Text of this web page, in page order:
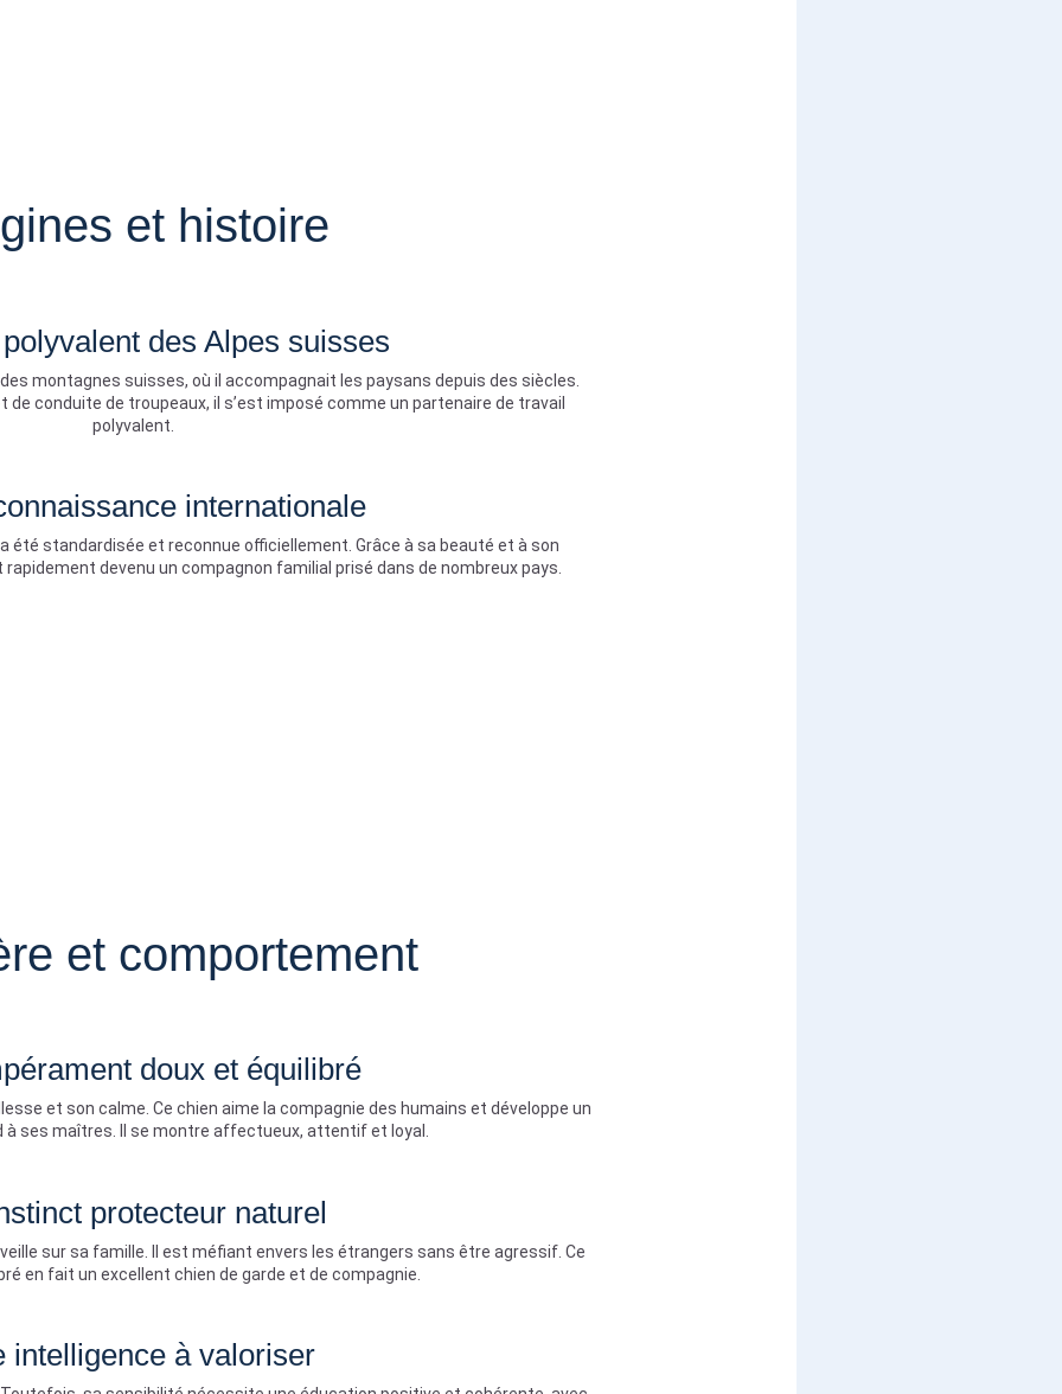
et histoire
des Alpes suisses
montagnes suisses, où il accompagnait les paysans depuis des siècles.
conduite de troupeaux, il s’est imposé comme un partenaire de travail
polyvalent.
internationale
été standardisée et reconnue officiellement. Grâce à sa beauté et à son
devenu un compagnon familial prisé dans de nombreux pays.
et comportement
doux et équilibré
et son calme. Ce chien aime la compagnie des humains et développe un
ses maîtres. Il se montre affectueux, attentif et loyal.
protecteur naturel
sur sa famille. Il est méfiant envers les étrangers sans être agressif. Ce
en fait un excellent chien de garde et de compagnie.
intelligence à valoriser